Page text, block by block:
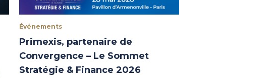
Événements
Primexis, partenaire de
Convergence – Le Sommet
Stratégie & Finance 2026